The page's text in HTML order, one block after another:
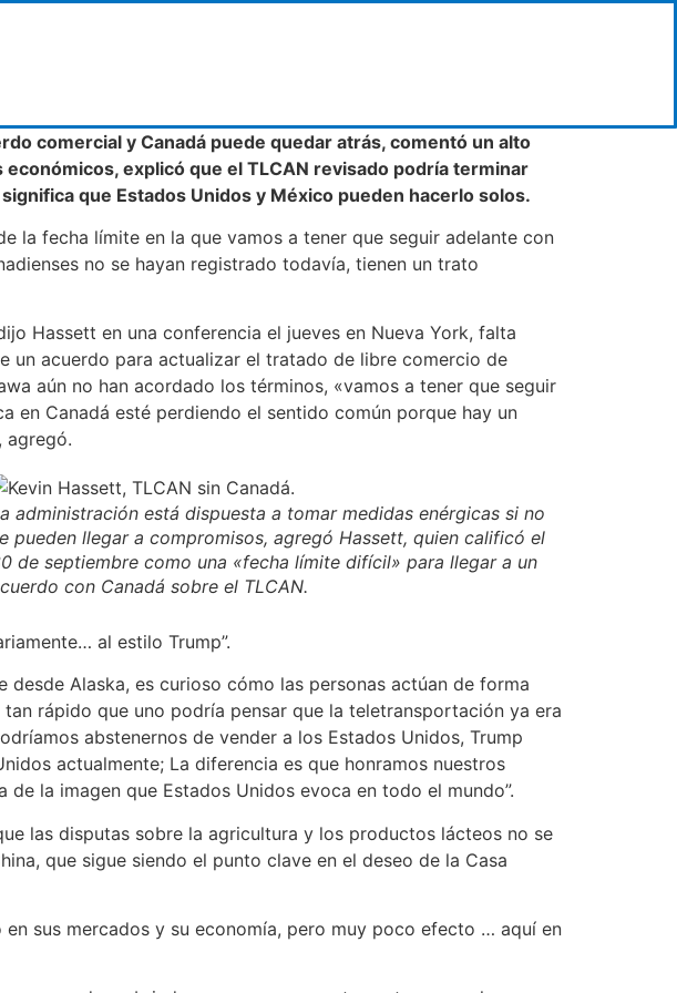
comercial y Canadá puede quedar atrás, comentó un alto
explicó que el TLCAN revisado podría terminar
que Estados Unidos y México pueden hacerlo solos.
la fecha límite en la que vamos a tener que seguir adelante con
no se hayan registrado todavía, tienen un trato
Hassett en una conferencia el jueves en Nueva York, falta
un acuerdo para actualizar el tratado de libre comercio de
aún no han acordado los términos, «vamos a tener que seguir
en Canadá esté perdiendo el sentido común porque hay un
agregó.
administración está dispuesta a tomar medidas enérgicas si no
pueden llegar a compromisos, agregó Hassett, quien calificó el
de septiembre como una «fecha límite difícil» para llegar a un
con Canadá sobre el TLCAN.
al estilo Trump”.
Alaska, es curioso cómo las personas actúan de forma
rápido que uno podría pensar que la teletransportación ya era
abstenernos de vender a los Estados Unidos, Trump
actualmente; La diferencia es que honramos nuestros
la imagen que Estados Unidos evoca en todo el mundo”.
las disputas sobre la agricultura y los productos lácteos no se
que sigue siendo el punto clave en el deseo de la Casa
sus mercados y su economía, pero muy poco efecto … aquí en